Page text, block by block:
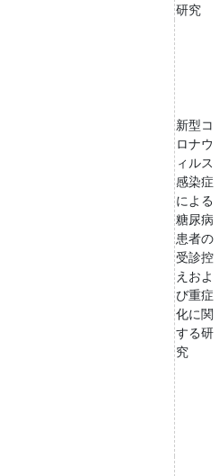
研究
新型コ
ロナウ
ィルス
感染症
による
糖尿病
患者の
受診控
えおよ
び重症
化に関
する研
究